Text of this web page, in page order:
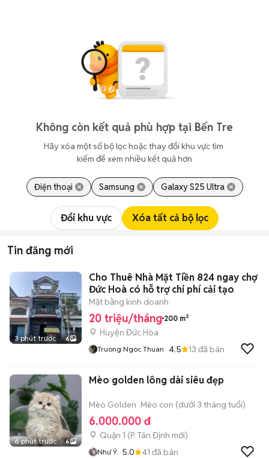
Không còn kết quả phù hợp tại Bến Tre
Hãy xóa một số bộ lọc hoặc thay đổi khu vực tìm
kiếm để xem nhiều kết quả hơn
Điện thoại Samsung Galaxy S25 Ultra
Đổi khu vực Xóa tất cả bộ lọc
Tin đăng mới
3 phút trước 6
Cho Thuê Nhà Mặt Tiền 824 ngay chợ
Đức Hoà có hỗ trợ chi phí cải tạo
Mặt bằng kinh doanh
20 triệu/tháng 200 m²
Huyện Đức Hòa
Truong Ngoc Thuan 4.5 13 đã bán
6 phút trước 6
Mèo golden lông dài siêu đẹp
Mèo Golden Mèo con (dưới 3 tháng tuổi)
6.000.000 đ
Quận 1 (P. Tân Định mới)
Như Ý 5.0 41 đã bán